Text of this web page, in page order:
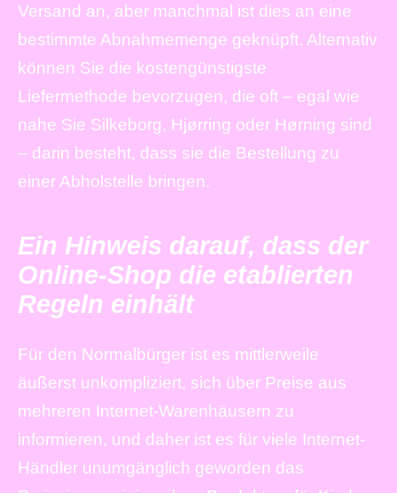
Versand an, aber manchmal ist dies an eine
bestimmte Abnahmemenge geknüpft. Alternativ
können Sie die kostengünstigste
Liefermethode bevorzugen, die oft – egal wie
nahe Sie Silkeborg, Hjørring oder Hørning sind
– darin besteht, dass sie die Bestellung zu
einer Abholstelle bringen.
Ein Hinweis darauf, dass der
Online-Shop die etablierten
Regeln einhält
Für den Normalbürger ist es mittlerweile
äußerst unkompliziert, sich über Preise aus
mehreren Internet-Warenhäusern zu
informieren, und daher ist es für viele Internet-
Händler unumgänglich geworden das